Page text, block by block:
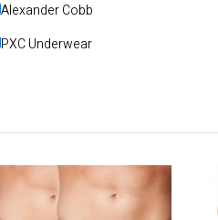
Alexander Cobb
PXC Underwear